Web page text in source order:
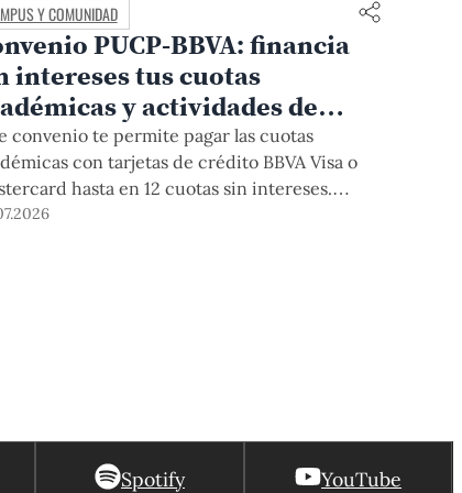
Y COMUNIDAD
PUCP-BBVA: financia
intereses tus cuotas
y actividades de
continua
convenio te permite pagar las cuotas
con tarjetas de crédito BBVA Visa o
hasta en 12 cuotas sin intereses.
acceder a esta forma de pago hasta el 31
Spotify YouTube